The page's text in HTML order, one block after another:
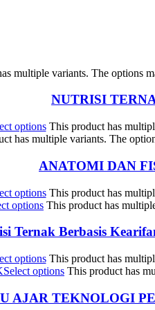
multiple variants. The options
NUTRISI
options This product has
has multiple variants. The
ANATOMI DAN
options This product has
options This product has
Ternak Berbasis
options This product has
Select options This product has
AJAR TEKNOLOGI